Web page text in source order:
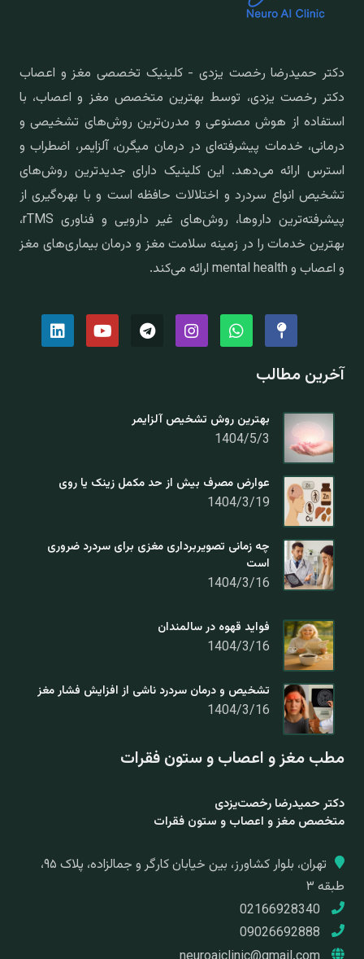
دکتر حمیدرضا رخصت یزدی - کلینیک تخصصی مغز و اعصاب
دکتر رخصت یزدی، توسط بهترین متخصص مغز و اعصاب، با
استفاده از هوش مصنوعی و مدرن‌ترین روش‌های تشخیصی و
درمانی، خدمات پیشرفته‌ای در درمان میگرن، آلزایمر، اضطراب و
استرس ارائه می‌دهد. این کلینیک دارای جدیدترین روش‌های
تشخیص انواع سردرد و اختلالات حافظه است و با بهره‌گیری از
پیشرفته‌ترین داروها، روش‌های غیر دارویی و فناوری rTMS،
بهترین خدمات را در زمینه سلامت مغز و درمان بیماری‌های مغز
و اعصاب و mental health ارائه می‌کند.
آخرین مطالب
بهترین روش تشخیص آلزایمر
1404/5/3
عوارض مصرف بیش از حد مکمل زینک یا روی
1404/3/19
چه زمانی تصویربرداری مغزی برای سردرد ضروری
است
1404/3/16
فواید قهوه در سالمندان
1404/3/16
تشخیص و درمان سردرد ناشی از افزایش فشار مغز
1404/3/16
مطب مغز و اعصاب و ستون فقرات
دکتر حمیدرضا رخصت‌یزدی
متخصص مغز و اعصاب و ستون فقرات
تهران، بلوار کشاورز، بین خیابان کارگر و جمالزاده، پلاک ۹۵،
طبقه ۳